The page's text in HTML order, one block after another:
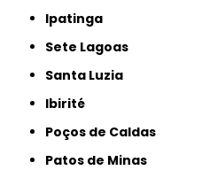
Ipatinga
Sete Lagoas
Santa Luzia
Ibirité
Poços de Caldas
Patos de Minas